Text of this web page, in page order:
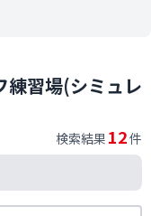
練習場(シミュレ
検索結果 12件